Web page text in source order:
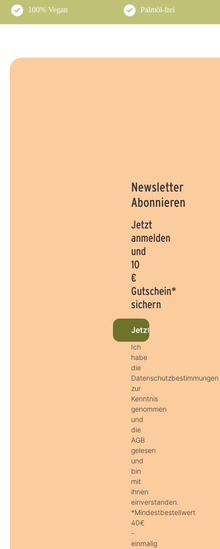
100% Vegan Palmöl-frei
Newsletter
Abonnieren
Jetzt
anmelden
und
10
€
Gutschein*
sichern
Jetzt beim Newsletter
Ich
habe
die
Datenschutzbestimmungen
zur
Kenntnis
genommen
und
die
AGB
gelesen
und
bin
mit
ihnen
einverstanden.
*Mindestbestellwert
40€
-
einmalig